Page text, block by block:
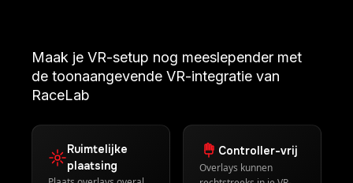
Maak je VR-setup nog meeslepender met